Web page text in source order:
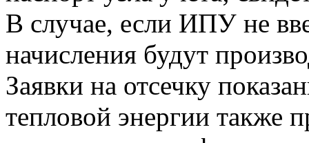
В случае, если ИПУ не
начисления будут
Заявки на отсечку
тепловой энергии также